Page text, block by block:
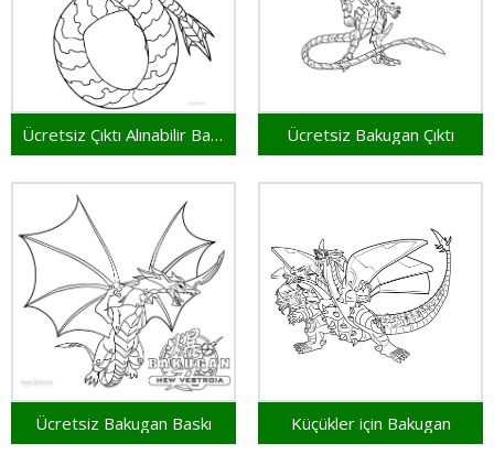
Ücretsiz Çıktı Alınabilir Bakugan Ücretsiz Bakugan Çıktı
Ücretsiz Bakugan Baskı Küçükler için Bakugan